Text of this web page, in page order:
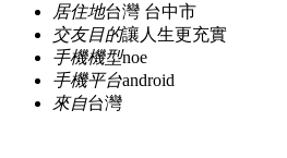
居住地台灣 台中市
交友目的讓人生更充實
手機機型noe
手機平台android
來自台灣